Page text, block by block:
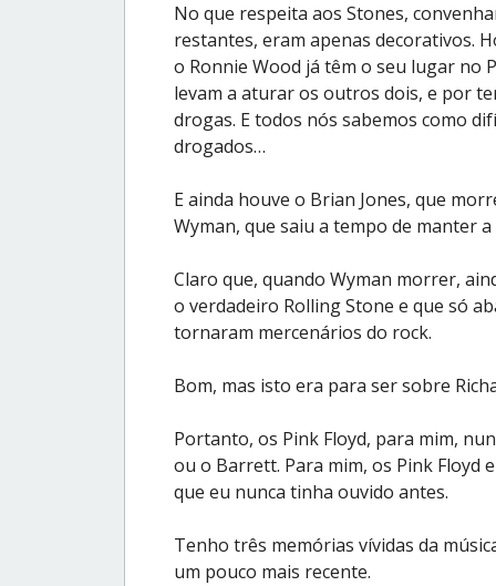
No que respeita aos Stones,
restantes, eram apenas decorativos.
o Ronnie Wood já têm o seu lugar no
levam a aturar os outros dois, e por
drogas. E todos nós sabemos como
drogados…
E ainda houve o Brian Jones, que
Wyman, que saiu a tempo de manter
Claro que, quando Wyman morrer,
o verdadeiro Rolling Stone e que só
tornaram mercenários do rock.
Bom, mas isto era para ser sobre
Portanto, os Pink Floyd, para mim,
ou o Barrett. Para mim, os Pink Floyd
que eu nunca tinha ouvido antes.
Tenho três memórias vívidas da
um pouco mais recente.